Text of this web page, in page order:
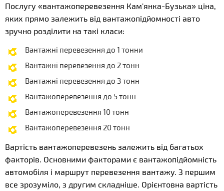
Послугу «вантажоперевезення Кам'янка-Бузька» ціна,
яких прямо залежить від вантажопідйомності авто
зручно розділити на такі класи:
Вантажні перевезення до 1 тонни
Вантажні перевезення до 2 тонн
Вантажні перевезення до 3 тонн
Вантажоперевезення до 5 тонн
Вантажоперевезення 10 тонн
Вантажоперевезення 20 тонн
Вартість вантажоперевезень залежить від багатьох
факторів. Основними факторами є вантажопідйомність
автомобіля і маршрут перевезення вантажу. З першим
все зрозуміло, з другим складніше. Орієнтовна вартість